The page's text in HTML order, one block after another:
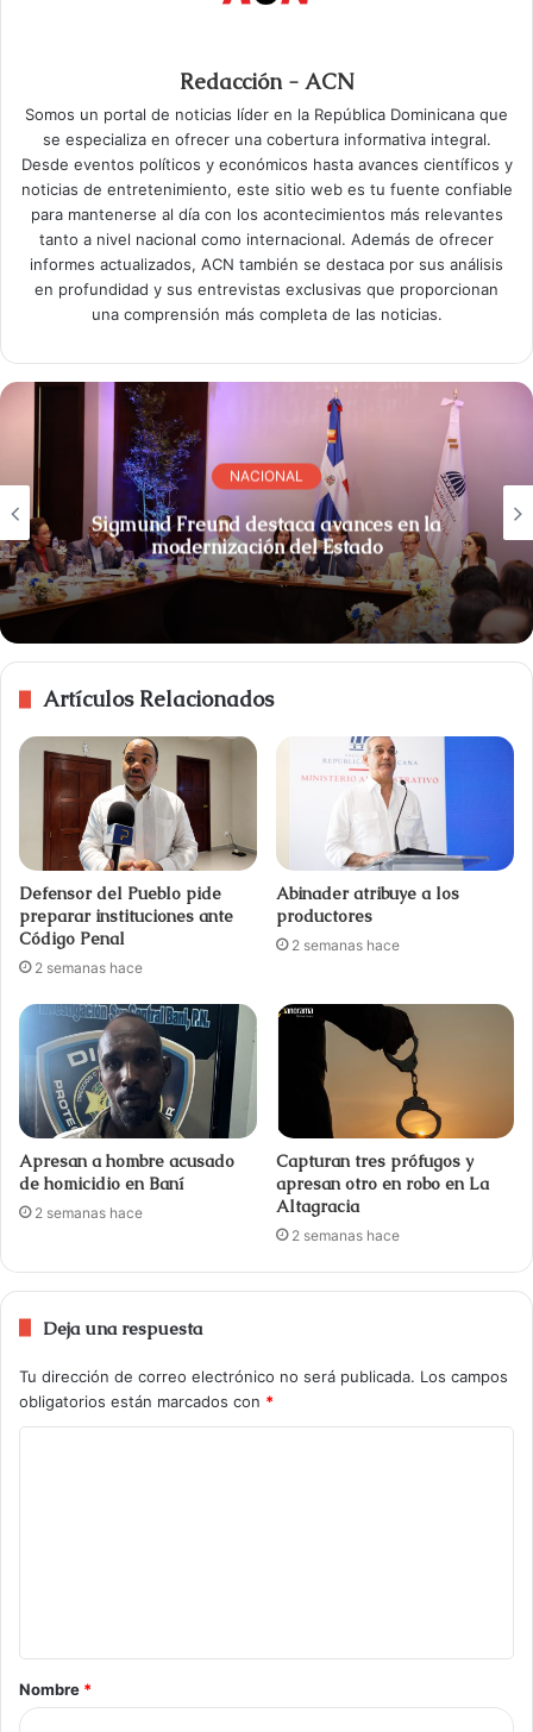
Redacción - ACN
Somos un portal de noticias líder en la República Dominicana que
se especializa en ofrecer una cobertura informativa integral.
Desde eventos políticos y económicos hasta avances científicos y
noticias de entretenimiento, este sitio web es tu fuente confiable
para mantenerse al día con los acontecimientos más relevantes
tanto a nivel nacional como internacional. Además de ofrecer
informes actualizados, ACN también se destaca por sus análisis
en profundidad y sus entrevistas exclusivas que proporcionan
una comprensión más completa de las noticias.
NACIONAL
Sigmund Freund destaca avances en la
modernización del Estado
Artículos Relacionados
Defensor del Pueblo pide
preparar instituciones ante
Código Penal
2 semanas hace
Abinader atribuye a los
productores
2 semanas hace
Apresan a hombre acusado
de homicidio en Baní
2 semanas hace
Capturan tres prófugos y
apresan otro en robo en La
Altagracia
2 semanas hace
Deja una respuesta
Tu dirección de correo electrónico no será publicada. Los campos
obligatorios están marcados con *
Nombre *